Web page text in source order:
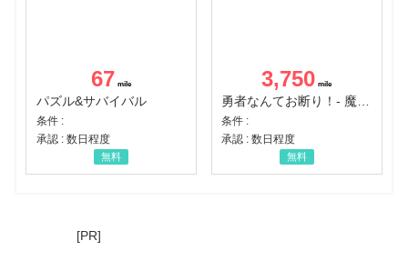
67
パズル&サバイバル
条件 :
承認 : 数日程度
無料
3,750
条件 :
承認 : 数日程度
無料
[PR]